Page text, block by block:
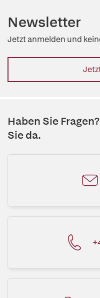
Newsletter
Jetzt anmelden und
Haben Sie
Sie da.